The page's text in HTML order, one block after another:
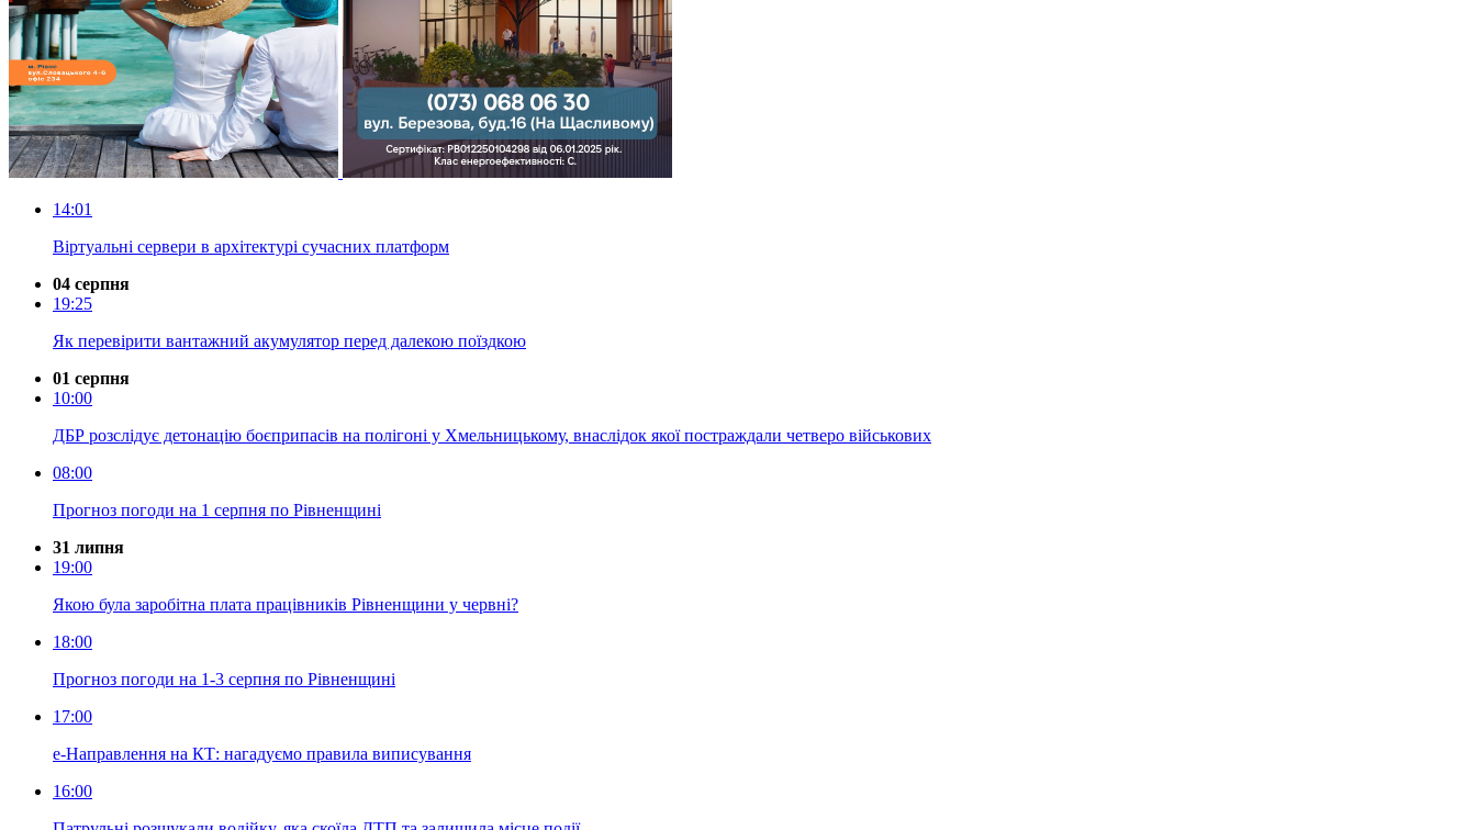
14:01
Віртуальні сервери в архітектурі сучасних платформ
04 серпня
19:25
Як перевірити вантажний акумулятор перед далекою поїздкою
01 серпня
10:00
ДБР розслідує детонацію боєприпасів на полігоні у Хмельницькому, внаслідок якої постраждали четверо військових
08:00
Прогноз погоди на 1 серпня по Рівненщині
31 липня
19:00
Якою була заробітна плата працівників Рівненщини у червні?
18:00
Прогноз погоди на 1-3 серпня по Рівненщині
17:00
е-Направлення на КТ: нагадуємо правила виписування
16:00